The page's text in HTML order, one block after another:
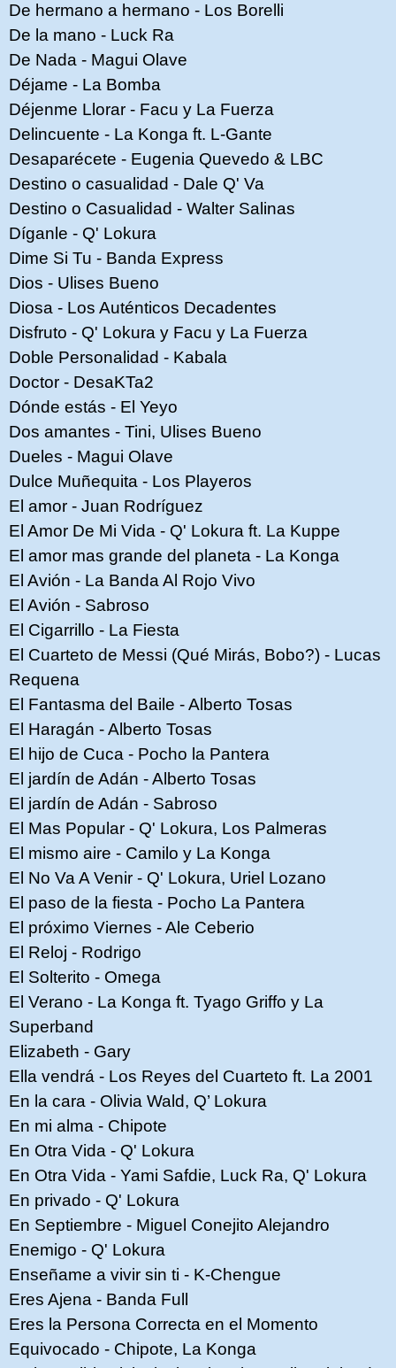
De hermano a hermano - Los Borelli
De la mano - Luck Ra
De Nada - Magui Olave
Déjame - La Bomba
Déjenme Llorar - Facu y La Fuerza
Delincuente - La Konga ft. L-Gante
Desaparécete - Eugenia Quevedo & LBC
Destino o casualidad - Dale Q' Va
Destino o Casualidad - Walter Salinas
Díganle - Q' Lokura
Dime Si Tu - Banda Express
Dios - Ulises Bueno
Diosa - Los Auténticos Decadentes
Disfruto - Q' Lokura y Facu y La Fuerza
Doble Personalidad - Kabala
Doctor - DesaKTa2
Dónde estás - El Yeyo
Dos amantes - Tini, Ulises Bueno
Dueles - Magui Olave
Dulce Muñequita - Los Playeros
El amor - Juan Rodríguez
El Amor De Mi Vida - Q' Lokura ft. La Kuppe
El amor mas grande del planeta - La Konga
El Avión - La Banda Al Rojo Vivo
El Avión - Sabroso
El Cigarrillo - La Fiesta
El Cuarteto de Messi (Qué Mirás, Bobo?) - Lucas
Requena
El Fantasma del Baile - Alberto Tosas
El Haragán - Alberto Tosas
El hijo de Cuca - Pocho la Pantera
El jardín de Adán - Alberto Tosas
El jardín de Adán - Sabroso
El Mas Popular - Q' Lokura, Los Palmeras
El mismo aire - Camilo y La Konga
El No Va A Venir - Q' Lokura, Uriel Lozano
El paso de la fiesta - Pocho La Pantera
El próximo Viernes - Ale Ceberio
El Reloj - Rodrigo
El Solterito - Omega
El Verano - La Konga ft. Tyago Griffo y La
Superband
Elizabeth - Gary
Ella vendrá - Los Reyes del Cuarteto ft. La 2001
En la cara - Olivia Wald, Q’ Lokura
En mi alma - Chipote
En Otra Vida - Q' Lokura
En Otra Vida - Yami Safdie, Luck Ra, Q' Lokura
En privado - Q' Lokura
En Septiembre - Miguel Conejito Alejandro
Enemigo - Q' Lokura
Enseñame a vivir sin ti - K-Chengue
Eres Ajena - Banda Full
Eres la Persona Correcta en el Momento
Equivocado - Chipote, La Konga